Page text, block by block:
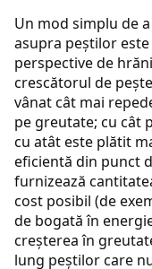
Un mod simplu de
asupra peștilor
perspective de
crescătorul de
vânat cât mai
pe greutate; cu cât
cu atât este plătit
eficientă din punct
furnizează
cost posibil (de
de bogată în
creșterea în
lung peștilor care